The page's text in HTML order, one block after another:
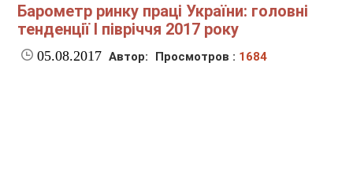
Барометр ринку праці України: головні
тенденції І півріччя 2017 року
05.08.2017 Автор: Просмотров : 1684